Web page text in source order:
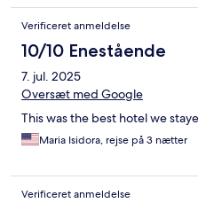
Verificeret anmeldelse
10/10 Enestående
7. jul. 2025
Oversæt med Google
This was the best hotel we
Maria Isidora, rejse på 3 nætter
Verificeret anmeldelse